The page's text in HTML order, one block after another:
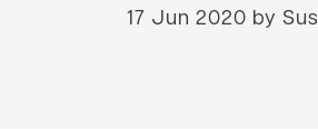
17 Jun 2020 by